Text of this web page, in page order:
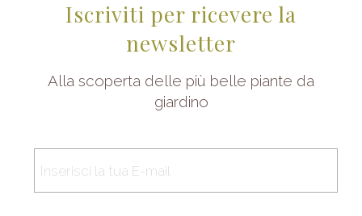
Iscriviti per ricevere la
newsletter
Alla scoperta delle più belle piante da
giardino